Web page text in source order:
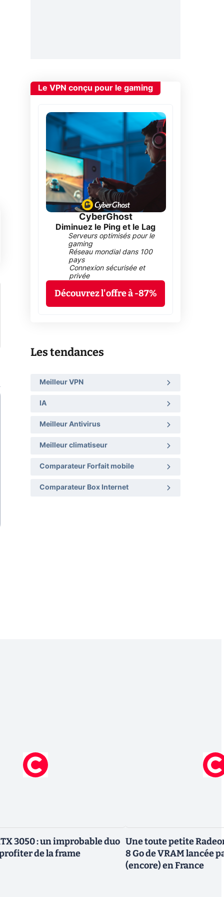
Le VPN conçu pour le gaming
CyberGhost
Diminuez le Ping et le Lag
Serveurs optimisés pour le
gaming
Réseau mondial dans 100
pays
Connexion sécurisée et
privée
Découvrez l'offre à -87%
Les tendances
Meilleur VPN
IA
Meilleur Antivirus
Meilleur climatiseur
Comparateur Forfait mobile
Comparateur Box Internet
3050 : un improbable duo
de la frame
Une toute petite
8 Go de VRAM lancée
(encore) en France